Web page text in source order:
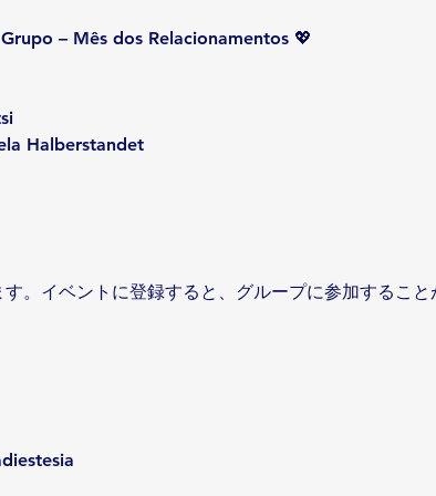
– Mês dos Relacionamentos 💖
Halberstandet
。イベントに登録すると、グループに参加すること